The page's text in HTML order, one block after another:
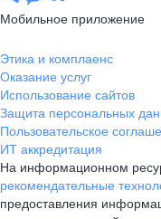
Мобильное приложение
Этика и комплаенс
Оказание услуг
Использование сайтов
Защита персональных
Пользовательское
ИТ аккредитация
На информационном
рекомендательные
предоставления